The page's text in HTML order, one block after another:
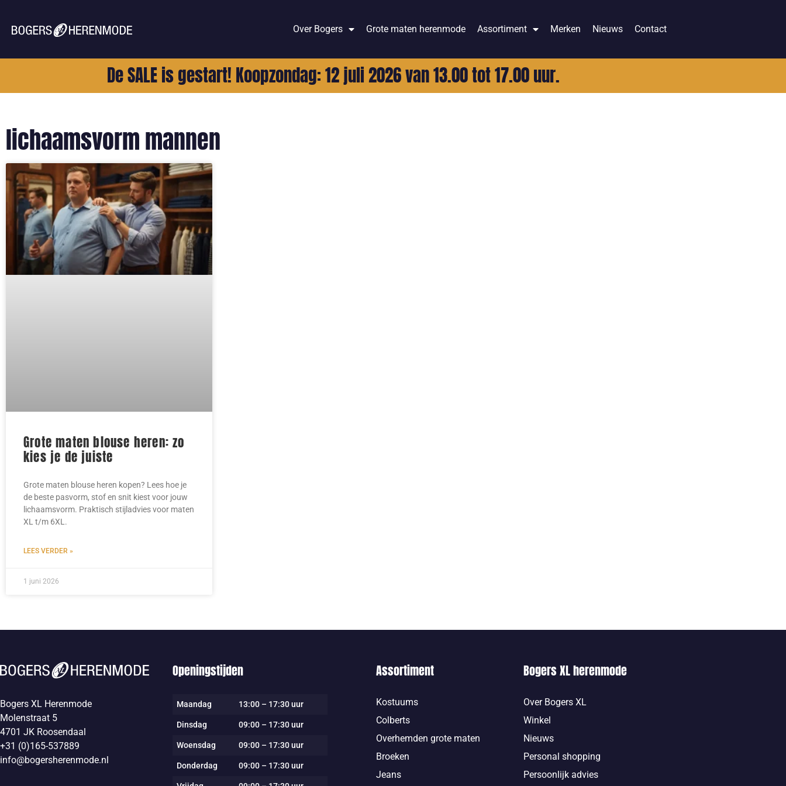
Over Bogers Grote maten herenmode Assortiment Merken Nieuws Contact
De SALE is gestart! Koopzondag: 12 juli 2026 van 13.00 tot 17.00 uur.
lichaamsvorm mannen
Grote maten blouse heren: zo
kies je de juiste
Grote maten blouse heren kopen? Lees hoe je
de beste pasvorm, stof en snit kiest voor jouw
lichaamsvorm. Praktisch stijladvies voor maten
XL t/m 6XL.
LEES VERDER »
1 juni 2026
Bogers XL Herenmode
Molenstraat 5
4701 JK Roosendaal
+31 (0)165-537889
info@bogersherenmode.nl
Openingstijden
Maandag 13:00 – 17:30 uur
Dinsdag 09:00 – 17:30 uur
Woensdag 09:00 – 17:30 uur
Donderdag 09:00 – 17:30 uur
Assortiment
Kostuums
Colberts
Overhemden grote maten
Broeken
Jeans
Bogers XL herenmode
Over Bogers XL
Winkel
Nieuws
Personal shopping
Persoonlijk advies